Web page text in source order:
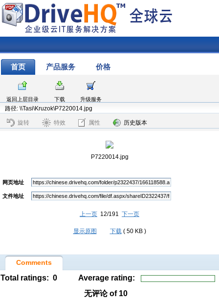
首页 产品服务 价格
返回上层目录 下载
升级服务
路径: \\Tasi\Kruzok\P7220014.jpg
旋转 特效 属性 历史版本
P7220014.jpg
网页地址
文件地址
上一页 12/191 下一页
显示原图 下载 ( 50 KB )
Comments
Total ratings: 0
Average rating:
无评论of 10